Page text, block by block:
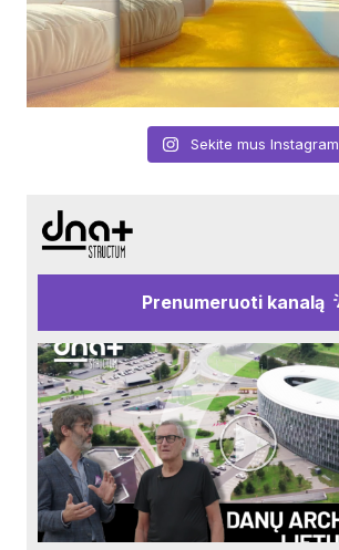
Sekite mus Instagram
Prenumeruoti kanalą